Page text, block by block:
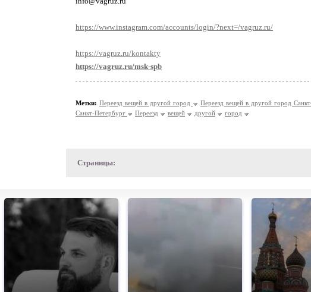
https://www.instagram.com/accounts/login/?next=/vagruz.ru/
https://vagruz.ru/kontakty
https://vagruz.ru/msk-spb
Метки: Переезд вещей в другой город Переезд вещей в другой город
Санкт-Петербург
Переезд вещей другой город
Страницы: